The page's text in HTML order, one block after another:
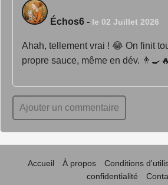
Échos6 - le 02 Juillet 2026
Ahah, tellement vrai ! 😂 On finit
propre sauce, même en dév. 👨‍🍳🔥
Ajouter un commentaire
Accueil À propos Conditions
confidentialité